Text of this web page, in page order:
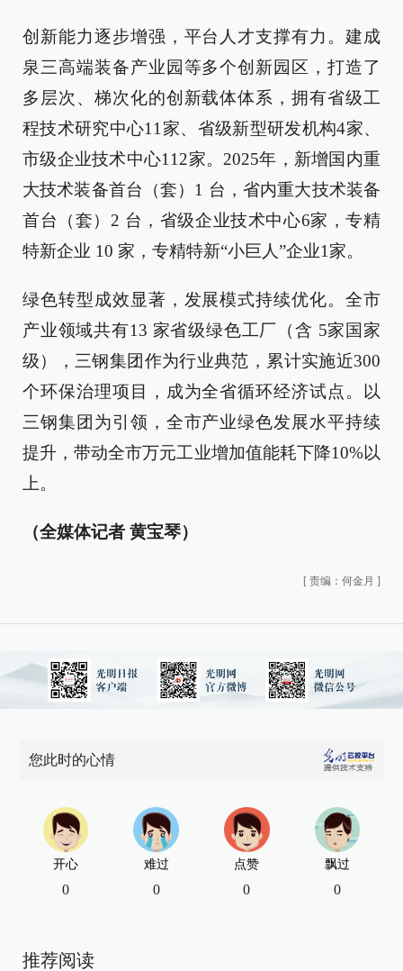
创新能力逐步增强，平台人才支撑有力。建成
泉三高端装备产业园等多个创新园区，打造了
多层次、梯次化的创新载体体系，拥有省级工
程技术研究中心11家、省级新型研发机构4家、
市级企业技术中心112家。2025年，新增国内重
大技术装备首台（套）1 台，省内重大技术装备
首台（套）2 台，省级企业技术中心6家，专精
特新企业 10 家，专精特新“小巨人”企业1家。
绿色转型成效显著，发展模式持续优化。全市
产业领域共有13 家省级绿色工厂（含 5家国家
级），三钢集团作为行业典范，累计实施近300
个环保治理项目，成为全省循环经济试点。以
三钢集团为引领，全市产业绿色发展水平持续
提升，带动全市万元工业增加值能耗下降10%以
上。
（全媒体记者 黄宝琴）
[ 责编：何金月 ]
您此时的心情
开心
0
难过
0
点赞
0
飘过
0
推荐阅读